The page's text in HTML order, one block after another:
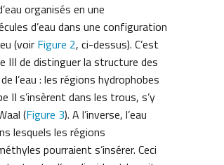
organisés en une
d’eau dans une configuration
(voir Figure 2, ci-dessus). C’est
III de distinguer la structure des
l’eau : les régions hydrophobes
II s’insèrent dans les trous, s’y
(Figure 3). A l’inverse, l’eau
lesquels les régions
pourraient s’insérer. Ceci